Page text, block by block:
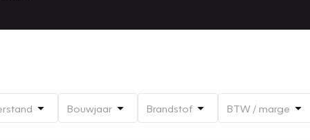
Bouwjaar Brandstof BTW / marge